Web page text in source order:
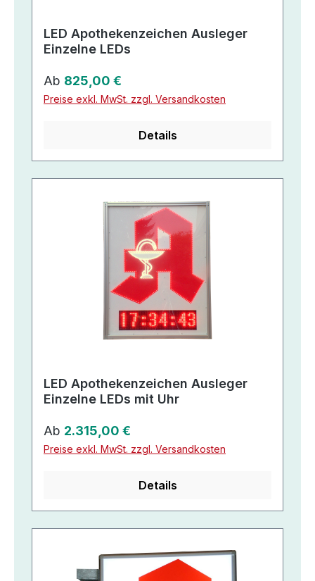
LED Apothekenzeichen Ausleger
Einzelne LEDs
Regulärer Preis:
Ab 825,00 €
Preise exkl. MwSt. zzgl. Versandkosten
Details
LED Apothekenzeichen Ausleger
Einzelne LEDs mit Uhr
Regulärer Preis:
Ab 2.315,00 €
Preise exkl. MwSt. zzgl. Versandkosten
Details